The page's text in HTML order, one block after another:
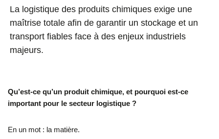
La logistique des produits chimiques exige une
maîtrise totale afin de garantir un stockage et un
transport fiables face à des enjeux industriels
majeurs.
Qu’est-ce qu’un produit chimique, et pourquoi est-ce
important pour le secteur logistique ?
En un mot : la matière.